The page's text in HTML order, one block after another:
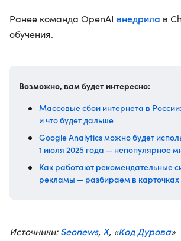
Ранее команда OpenAI внедрила в
обучения.
Возможно, вам будет интересно:
Массовые сбои интернета в
и что будет дальше
Google Analytics можно будет
1 июля 2025 года — непопулярное
Как работают рекомендательные
рекламы — разбираем в карточках
Источники:Seonews, X, «Код Дурова»